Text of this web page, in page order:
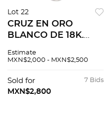
Lot 22
CRUZ EN ORO
BLANCO DE 18K.
Estimate
MXN$2,000 - MXN$2,500
7 Bids
Sold for
MXN$2,800